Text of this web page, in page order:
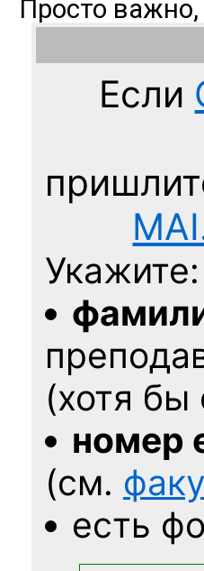
Если
Укажите:
(хотя
номер
(см.
есть